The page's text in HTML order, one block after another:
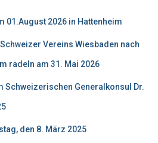
01.August 2026 in Hattenheim
Vereins Wiesbaden nach
radeln am 31. Mai 2026
Schweizerischen Generalkonsul Dr.
den 8. März 2025